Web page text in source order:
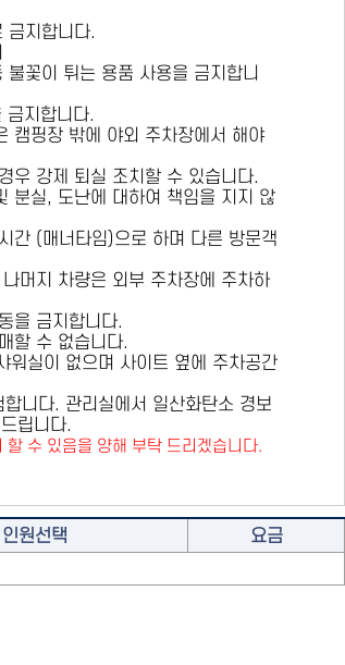
금지합니다.
꽃이 튀는 용품 사용을 금지합니
지합니다.
캠핑장 밖에 야외 주차장에서 해야
우 강제 퇴실 조치할 수 있습니다.
분실, 도난에 대하여 책임을 지지 않
간 (매너타임)으로 하며 다른 방문객
머지 차량은 외부 주차장에 주차하
을 금지합니다.
할 수 없습니다.
실이 없으며 사이트 옆에 주차공간
니다. 관리실에서 일산화탄소 경보
립니다.
수 있음을 양해 부탁 드리겠습니다.
인원선택
요금